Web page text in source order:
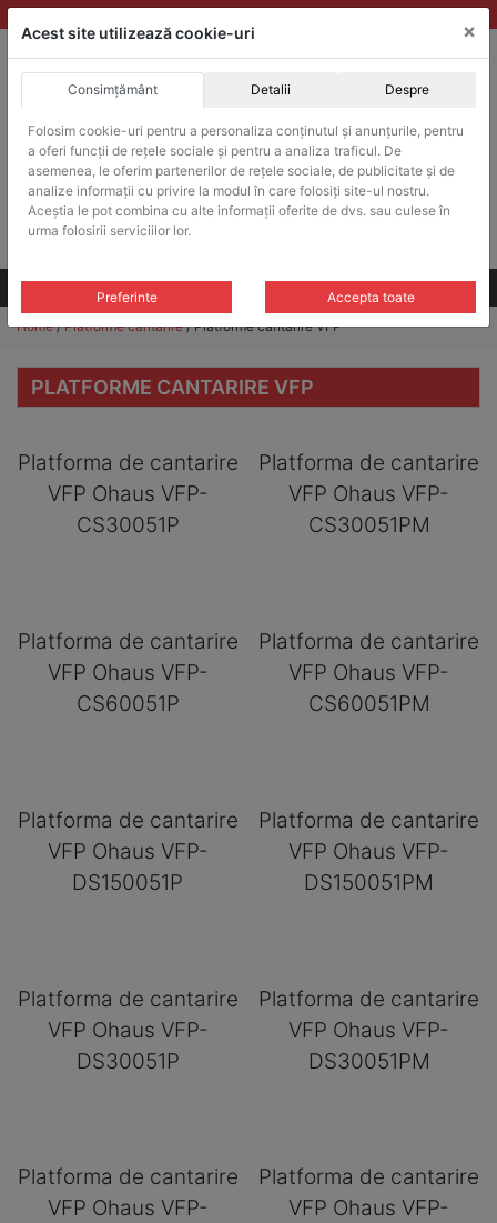
Skip
to
ACHIZITII PUBLICE
Produsele pot fi achizitionate si in sistemul SEAP / SICAP
Products
search
CAUTARE
Toate produsele
Home/Platforme cantarire/ Platforme cantarire VFP
PLATFORME CANTARIRE VFP
Platforma de cantarire
VFP Ohaus VFP-
CS30051P
Platforma de cantarire
VFP Ohaus VFP-
CS30051PM
Platforma de cantarire
VFP Ohaus VFP-
CS60051P
Platforma de cantarire
VFP Ohaus VFP-
CS60051PM
Platforma de cantarire
VFP Ohaus VFP-
DS150051P
Platforma de cantarire
VFP Ohaus VFP-
DS150051PM
Platforma de cantarire
VFP Ohaus VFP-
DS30051P
Platforma de cantarire
VFP Ohaus VFP-
DS30051PM
Platforma de cantarire
VFP Ohaus VFP-
Platforma de cantarire
VFP Ohaus VFP-
Acest site utilizează cookie-uri ×
Consimțământ Detalii Despre
Folosim cookie-uri pentru a personaliza conținutul și anunțurile, pentru
a oferi funcții de rețele sociale și pentru a analiza traficul. De
asemenea, le oferim partenerilor de rețele sociale, de publicitate și de
analize informații cu privire la modul în care folosiți site-ul nostru.
Aceștia le pot combina cu alte informații oferite de dvs. sau culese în
urma folosirii serviciilor lor.
Preferinte Accepta toate